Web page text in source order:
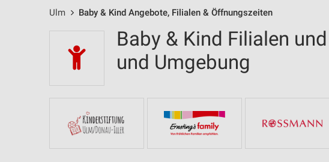
Ulm Baby & Kind Angebote, Filialen & Öffnungszeiten
Baby & Kind Filialen
und Umgebung